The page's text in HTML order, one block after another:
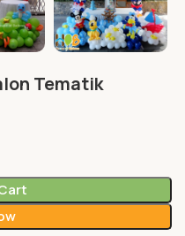
Tematik